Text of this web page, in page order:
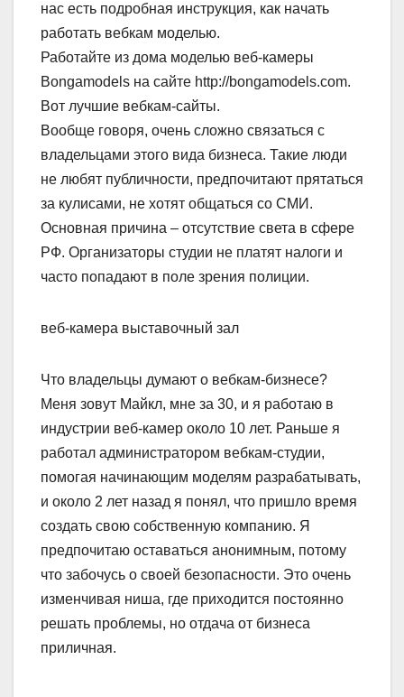
нас есть подробная инструкция, как начать
работать вебкам моделью.
Работайте из дома моделью веб-камеры
Bongamodels на сайте http://bongamodels.com.
Вот лучшие вебкам-сайты.
Вообще говоря, очень сложно связаться с
владельцами этого вида бизнеса. Такие люди
не любят публичности, предпочитают прятаться
за кулисами, не хотят общаться со СМИ.
Основная причина – отсутствие света в сфере
РФ. Организаторы студии не платят налоги и
часто попадают в поле зрения полиции.
веб-камера выставочный зал
Что владельцы думают о вебкам-бизнесе?
Меня зовут Майкл, мне за 30, и я работаю в
индустрии веб-камер около 10 лет. Раньше я
работал администратором вебкам-студии,
помогая начинающим моделям разрабатывать,
и около 2 лет назад я понял, что пришло время
создать свою собственную компанию. Я
предпочитаю оставаться анонимным, потому
что забочусь о своей безопасности. Это очень
изменчивая ниша, где приходится постоянно
решать проблемы, но отдача от бизнеса
приличная.